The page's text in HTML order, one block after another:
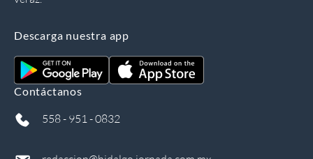
Descarga nuestra app
Contáctanos
558 - 951 - 0832